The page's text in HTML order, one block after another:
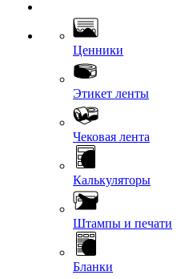
Ценники
Этикет ленты
Чековая лента
Калькуляторы
Штампы и печати
Бланки